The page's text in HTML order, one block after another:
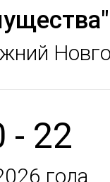
- 22
года